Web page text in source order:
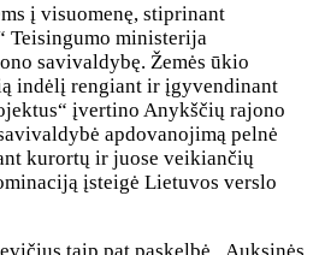
į visuomenę, stiprinant
Teisingumo ministerija
savivaldybę. Žemės ūkio
indėlį rengiant ir įgyvendinant
įvertino Anykščių rajono
apdovanojimą pelnė
kurortų ir juose veikiančių
įsteigė Lietuvos verslo